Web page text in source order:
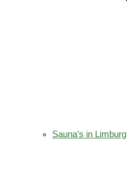
Sauna’s in Limburg